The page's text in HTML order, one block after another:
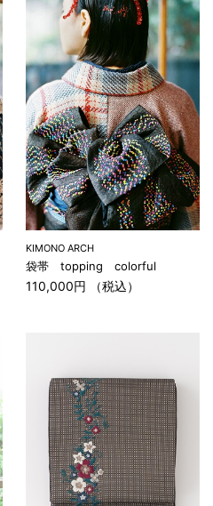
KIMONO ARCH
袋帯 topping colorful
110,000円 （税込）